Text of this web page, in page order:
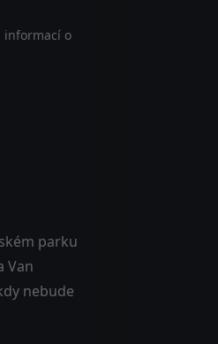
informací o
parku
Van
nebude